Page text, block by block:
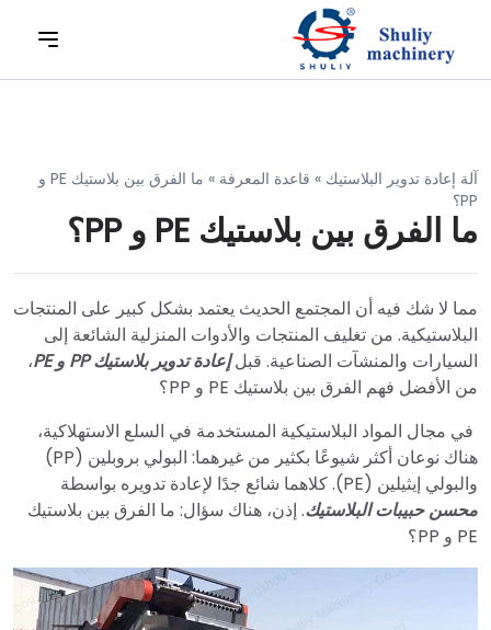
آلة إعادة تدوير البلاستيك » قاعدة المعرفة »
ما الفرق بين بلاستيك PE و
PP؟
ما الفرق بين بلاستيك PE و PP؟
مما لا شك فيه أن المجتمع الحديث يعتمد بشكل كبير على المنتجات
البلاستيكية. من تغليف المنتجات والأدوات المنزلية الشائعة إلى
السيارات والمنشآت الصناعية. قبلإعادة تدوير بلاستيك PP و PE
،
من الأفضل فهم الفرق بين بلاستيك PE و PP؟
في مجال المواد البلاستيكية المستخدمة في السلع الاستهلاكية،
هناك نوعان أكثر شيوعًا بكثير من غيرهما: البولي بروبلين (PP)
والبولي إيثيلين (PE). كلاهما شائع جدًا لإعادة تدويره بواسطة
محسن حبيبات البلاستيك. إذن، هناك سؤال: ما الفرق بين بلاستيك
PE و PP؟